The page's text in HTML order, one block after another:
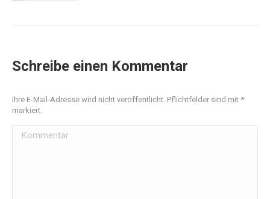
Schreibe einen Kommentar
Ihre E-Mail-Adresse wird nicht veröffentlicht. Pflichtfelder sind mit *
markiert.
Kommentar